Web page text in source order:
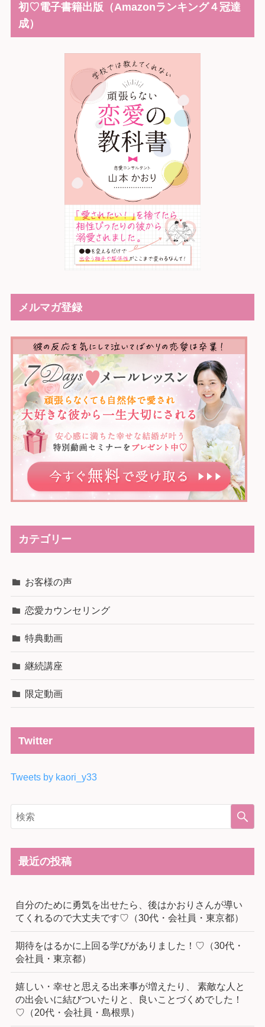
初♡電子書籍出版（Amazonランキング４冠達
成）
メルマガ登録
カテゴリー
お客様の声
恋愛カウンセリング
特典動画
継続講座
限定動画
Twitter
Tweets by kaori_y33
最近の投稿
自分のために勇気を出せたら、後はかおりさんが導い
てくれるので大丈夫です♡（30代・会社員・東京都）
期待をはるかに上回る学びがありました！♡（30代・
会社員・東京都）
嬉しい・幸せと思える出来事が増えたり、 素敵な人と
の出会いに結びついたりと、良いことづくめでした！
♡（20代・会社員・島根県）